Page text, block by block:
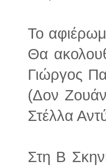
Το
Θα
Γιώργος
(Δον
Στέλλα
Στη Β